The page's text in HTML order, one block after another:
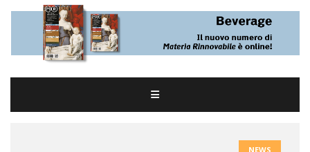
NEWS